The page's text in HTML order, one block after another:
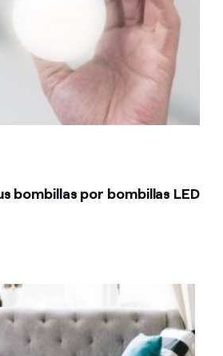
bombillas por bombillas LED